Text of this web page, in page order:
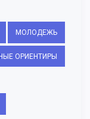
МОЛОДЕЖЬ
ОРИЕНТИРЫ